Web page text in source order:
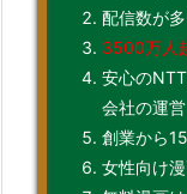
配信数が
3500万人
安心の
会社の運営
創業から
女性向け